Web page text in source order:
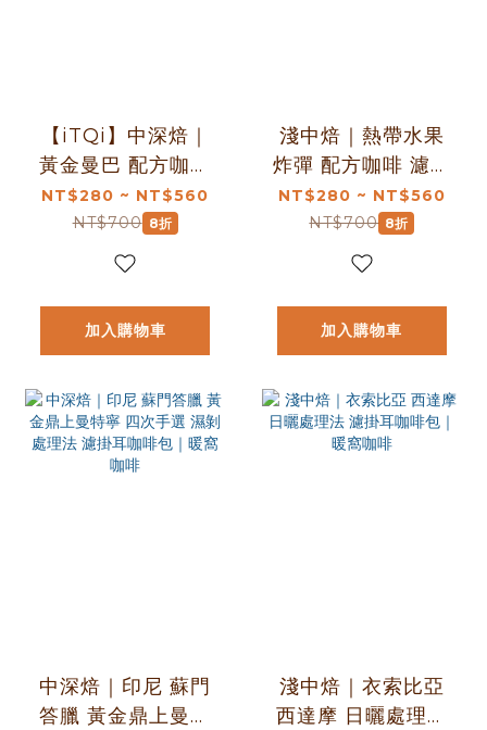
【iTQi】中深焙｜
黃金曼巴 配方咖啡
濾掛耳咖啡包｜暖
窩咖啡
NT$280 ~ NT$560
NT$700 8折
加入購物車
淺中焙｜熱帶水果
炸彈 配方咖啡 濾掛
耳咖啡包｜暖窩咖
啡
NT$280 ~ NT$560
NT$700 8折
加入購物車
中深焙｜印尼 蘇門
答臘 黃金鼎上曼特
淺中焙｜衣索比亞
西達摩 日曬處理法